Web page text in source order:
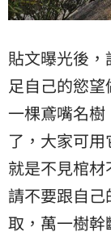
貼文曝光後
足自己的慾
一棵鳶嘴名
了，大家可用
就是不見棺
請不要跟自
取，萬一樹